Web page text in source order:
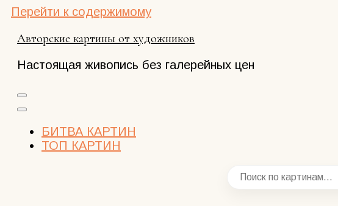
Перейти к содержимому
Авторские картины от художников
Настоящая живопись без галерейных цен
БИТВА КАРТИН
ТОП КАРТИН